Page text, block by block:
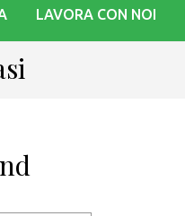
LAVORA CON NOI